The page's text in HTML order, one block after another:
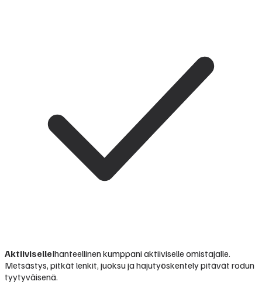
AktiiviselleIhanteellinen kumppani aktiiviselle omistajalle.
Metsästys, pitkät lenkit, juoksu ja hajutyöskentely pitävät rodun
tyytyväisenä.